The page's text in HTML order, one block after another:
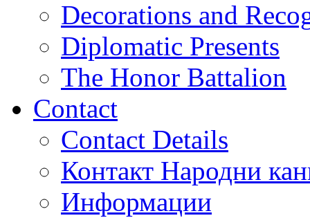
Decorations and
Diplomatic Presents
The Honor Battalion
Contact
Contact Details
Контакт Народни
Информации